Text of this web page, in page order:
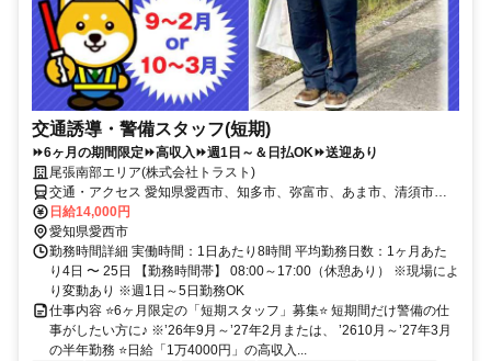
交通誘導・警備スタッフ(短期)
⏩6ヶ月の期間限定⏩高収入⏩週1日～＆日払OK⏩送迎あり
尾張南部エリア(株式会社トラスト)
交通・アクセス 愛知県愛西市、知多市、弥富市、あま市、清須市、
蟹江町などの現場あり ◆車通勤OK ◆送迎費支給 ◆直行直帰OK
日給14,000円
愛知県愛西市
勤務時間詳細 実働時間：1日あたり8時間 平均勤務日数：1ヶ月あた
り4日 〜 25日 【勤務時間帯】 08:00～17:00（休憩あり） ※現場によ
り変動あり ※週1日～5日勤務OK
仕事内容 ⭐6ヶ月限定の「短期スタッフ」募集⭐ 短期間だけ警備の仕
事がしたい方に♪ ※’26年9月～’27年2月または、 ’2610月～’27年3月
の半年勤務 ⭐日給「1万4000円」の高収入...